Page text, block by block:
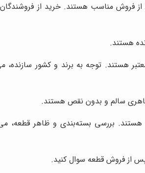
فروش مناسب هستند. خرید از
هستند.
هستند. توجه به برند و کشور
سالم و بدون نقص هستند.
هستند. بررسی بسته‌بندی و ظاهر
پس از فروش قطعه سوال کنید.